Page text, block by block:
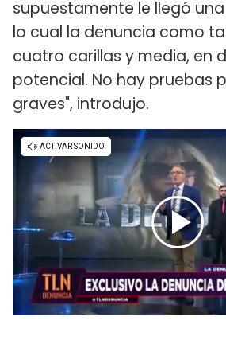
supuestamente le llegó
lo cual la denuncia como
cuatro carillas y media, en
potencial. No hay pruebas
graves", introdujo.